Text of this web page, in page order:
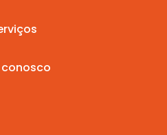
conosco